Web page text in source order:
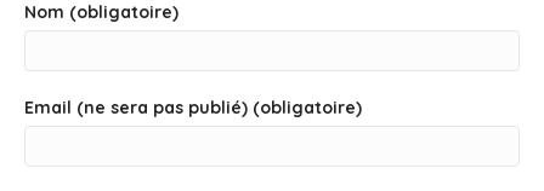
Nom (obligatoire)
Email (ne sera pas publié) (obligatoire)